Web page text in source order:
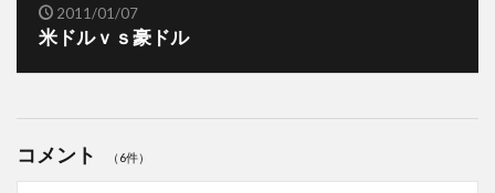
2011/01/07
米ドルｖｓ豪ドル
コメント （6件）